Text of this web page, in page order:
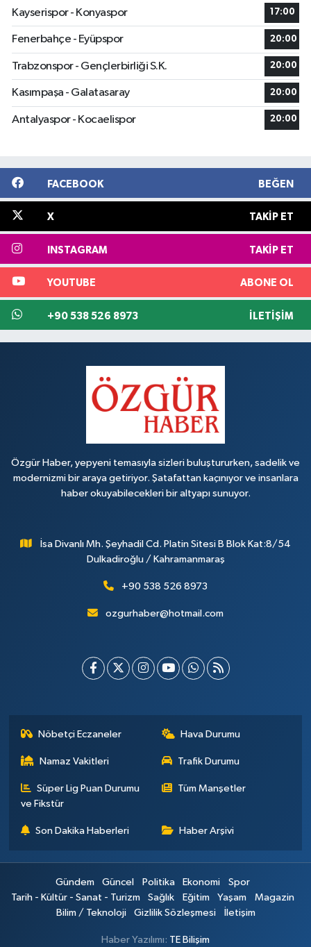
Kayserispor - Konyaspor
17:00
Fenerbahçe - Eyüpspor 20:00
Trabzonspor - Gençlerbirliği S.K. 20:00
Kasımpaşa - Galatasaray 20:00
Antalyaspor - Kocaelispor 20:00
FACEBOOK BEĞEN
X TAKIP ET
INSTAGRAM TAKIP ET
YOUTUBE ABONE OL
+90 538 526 8973 İLETIŞIM
Özgür Haber, yepyeni temasıyla sizleri buluştururken, sadelik ve
modernizmi bir araya getiriyor. Şatafattan kaçınıyor ve insanlara
haber okuyabilecekleri bir altyapı sunuyor.
İsa Divanlı Mh. Şeyhadil Cd. Platin Sitesi B Blok Kat:8/54
Dulkadiroğlu / Kahramanmaraş
+90 538 526 8973
ozgurhaber@hotmail.com
Nöbetçi Eczaneler Hava Durumu
Namaz Vakitleri Trafik Durumu
Süper Lig Puan Durumu
ve Fikstür
Tüm Manşetler
Son Dakika Haberleri Haber Arşivi
Gündem Güncel Politika Ekonomi
Spor
Tarih - Kültür - Sanat - Turizm
Sağlık Eğitim Yaşam
Magazin
Bilim / Teknoloji
Gizlilik Sözleşmesi İletişim
Haber Yazılımı: TE Bilişim